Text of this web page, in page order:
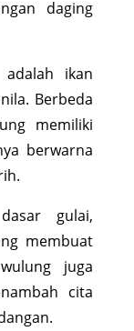
daging
ikan
Berbeda
memiliki
berwarna
gulai,
membuat
juga
cita